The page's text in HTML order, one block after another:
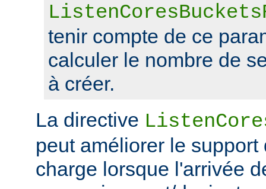
tenir compte de ce
calculer le nombre de
à créer.
La directive
peut améliorer le
charge lorsque l'arrivée